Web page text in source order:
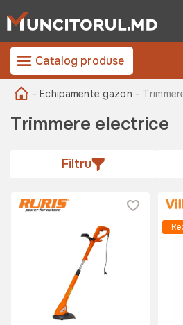
Catalog produse
- Echipamente gazon -
Trimmere electrice
Filtru